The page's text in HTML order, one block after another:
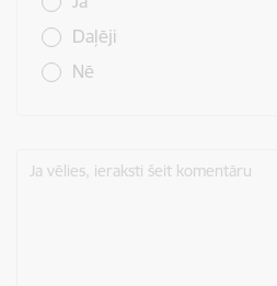
Daļēji
Nē
Ja vēlies, ieraksti šeit komentāru